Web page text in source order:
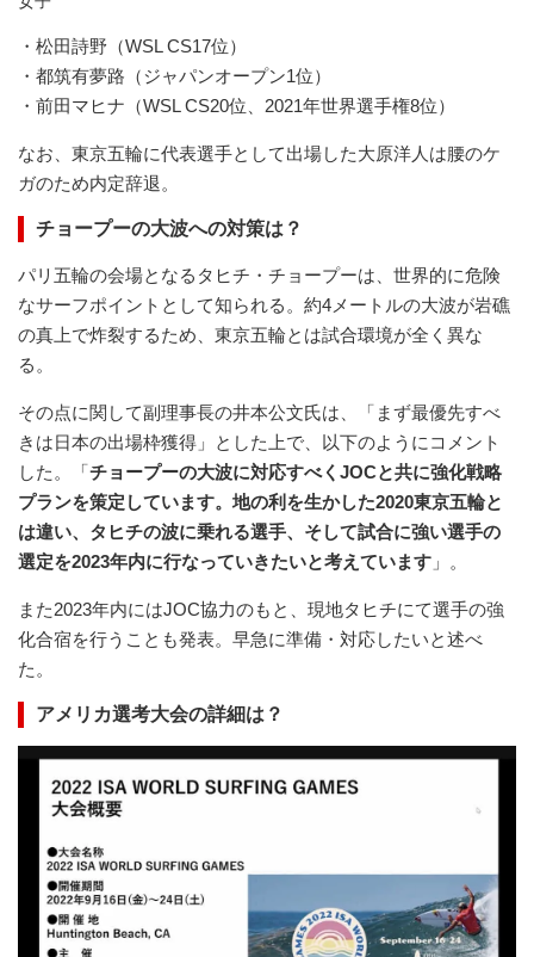
・松田詩野（WSL CS17位）
・都筑有夢路（ジャパンオープン1位）
・前田マヒナ（WSL CS20位、2021年世界選手権8位）
なお、東京五輪に代表選手として出場した大原洋人は腰のケ
ガのため内定辞退。
チョープーの大波への対策は？
パリ五輪の会場となるタヒチ・チョープーは、世界的に危険
なサーフポイントとして知られる。約4メートルの大波が岩礁
の真上で炸裂するため、東京五輪とは試合環境が全く異な
る。
その点に関して副理事長の井本公文氏は、「まず最優先すべ
きは日本の出場枠獲得」とした上で、以下のようにコメント
した。「チョープーの大波に対応すべくJOCと共に強化戦略
プランを策定しています。地の利を生かした2020東京五輪と
は違い、タヒチの波に乗れる選手、そして試合に強い選手の
選定を2023年内に行なっていきたいと考えています 」。
また2023年内にはJOC協力のもと、現地タヒチにて選手の強
化合宿を行うことも発表。早急に準備・対応したいと述べ
た。
アメリカ選考大会の詳細は？